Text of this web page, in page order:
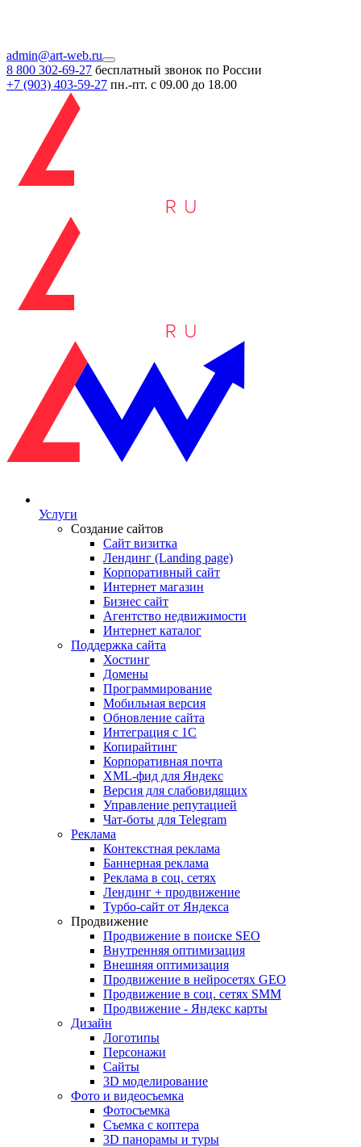
admin@art-web.ru
8 800 302-69-27 бесплатный звонок по России
+7 (903) 403-59-27 пн.-пт. с 09.00 до 18.00
Услуги
Создание сайтов
Сайт визитка
Лендинг (Landing page)
Корпоративный сайт
Интернет магазин
Бизнес сайт
Агентство недвижимости
Интернет каталог
Поддержка сайта
Хостинг
Домены
Программирование
Мобильная версия
Обновление сайта
Интеграция с 1С
Копирайтинг
Корпоративная почта
XML-фид для Яндекс
Версия для слабовидящих
Управление репутацией
Чат-боты для Telegram
Реклама
Контекстная реклама
Баннерная реклама
Реклама в соц. сетях
Лендинг + продвижение
Турбо-сайт от Яндекса
Продвижение
Продвижение в поиске SEO
Внутренняя оптимизация
Внешняя оптимизация
Продвижение в нейросетях GEO
Продвижение в соц. сетях SMM
Продвижение - Яндекс карты
Дизайн
Логотипы
Персонажи
Сайты
3D моделирование
Фото и видеосъемка
Фотосъемка
Съемка с коптера
3D панорамы и туры